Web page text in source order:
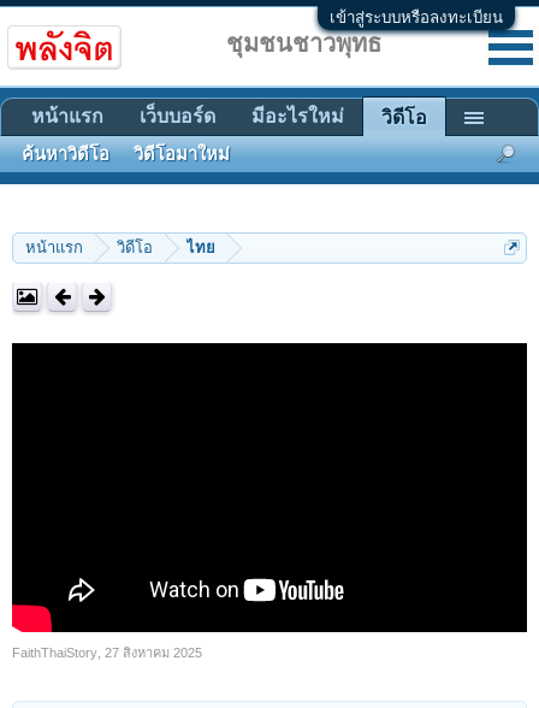
เข้าสู่ระบบหรือลงทะเบียน
หน้าแรก วิดีโอ ไทย
FaithThaiStory 27 สิงหาคม 2025
ชุมชนชาวพุทธ
หน้าแรก เว็บบอร์ด มีอะไรใหม่ วิดีโอ
ค้นหาวิดีโอ วิดีโอมาใหม่